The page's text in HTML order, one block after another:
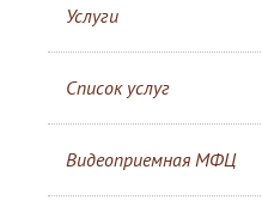
Услуги
Список услуг
Видеоприемная МФЦ